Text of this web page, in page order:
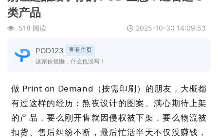
类产品
518 阅读 2025-10-30 14:09:53
POD123
查看主页
这家伙很懒，什么也没写！
做 Print on Demand（按需印刷）的朋友，大概都
有过这样的经历：熬夜设计的图案、满心期待上架
的产品，要么刚开售就因侵权被下架，要么物流被
扣货、售后纠纷不断，最后忙活半天不仅没赚钱，